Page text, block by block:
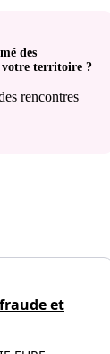
des
votre territoire ?
rencontres
et